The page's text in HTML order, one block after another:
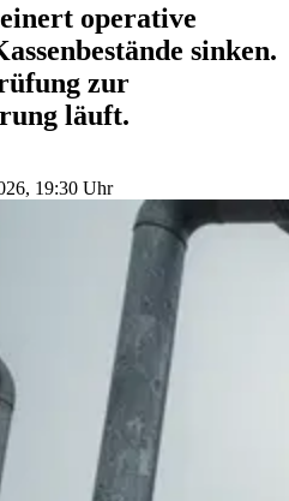
operative
sinken.
zur
läuft.
19:30 Uhr